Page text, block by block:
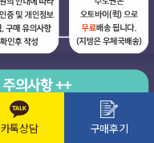
카톡상담 구매후기